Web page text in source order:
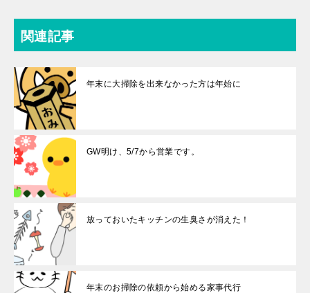
関連記事
年末に大掃除を出来なかった方は年始に
GW明け、5/7から営業です。
放っておいたキッチンの生臭さが消えた！
年末のお掃除の依頼から始める家事代行